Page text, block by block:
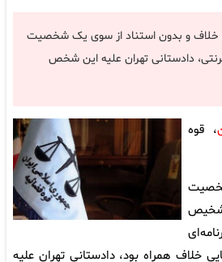
خلاف و بدون استناد از سوی یک شخصیت
دادستانی تهران علیه این شخص
، قوه
خلاف همراه بود، دادستانی تهران علیه